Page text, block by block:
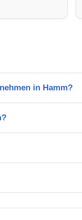
in Hamm?